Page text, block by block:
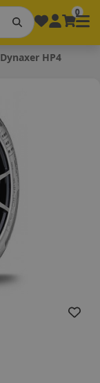
0
Dynaxer HP4